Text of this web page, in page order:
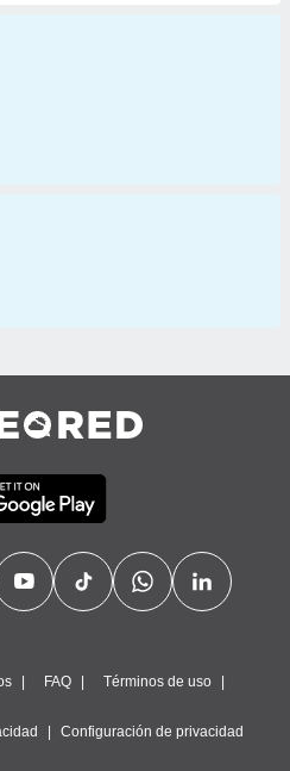
FAQ Términos de uso
Configuración de privacidad